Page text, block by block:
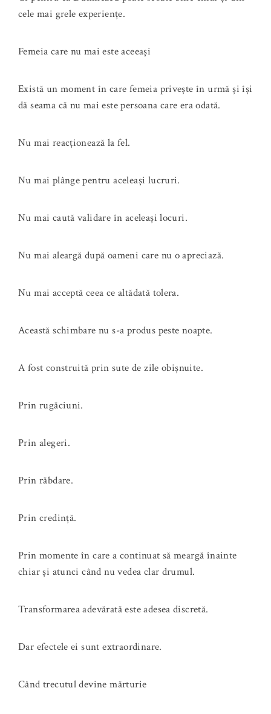
cele mai grele experiențe.
Femeia care nu mai este aceeași
Există un moment în care femeia privește în urmă și își
dă seama că nu mai este persoana care era odată.
Nu mai reacționează la fel.
Nu mai plânge pentru aceleași lucruri.
Nu mai caută validare în aceleași locuri.
Nu mai aleargă după oameni care nu o apreciază.
Nu mai acceptă ceea ce altădată tolera.
Această schimbare nu s-a produs peste noapte.
A fost construită prin sute de zile obișnuite.
Prin rugăciuni.
Prin alegeri.
Prin răbdare.
Prin credință.
Prin momente în care a continuat să meargă înainte
chiar și atunci când nu vedea clar drumul.
Transformarea adevărată este adesea discretă.
Dar efectele ei sunt extraordinare.
Când trecutul devine mărturie